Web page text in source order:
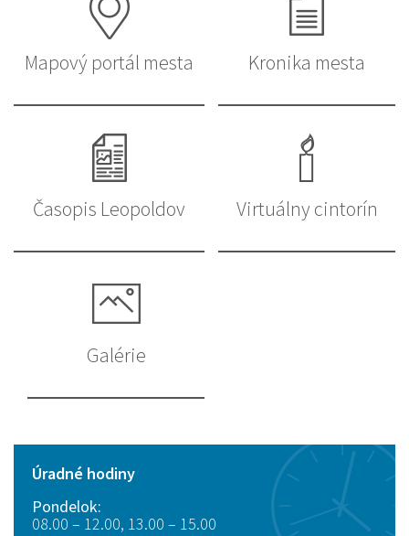
Mapový portál mesta Kronika mesta
Časopis Leopoldov Virtuálny cintorín
Galérie
Úradné hodiny
Pondelok:
08.00 – 12.00, 13.00 – 15.00